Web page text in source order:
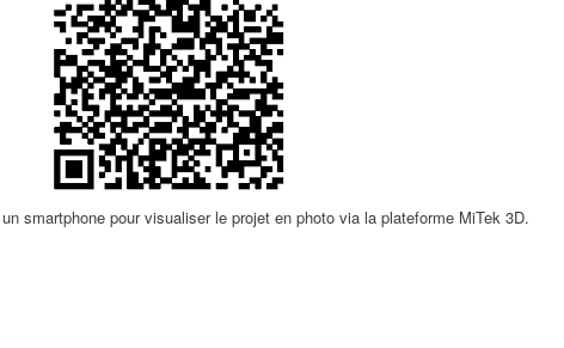
smartphone pour visualiser le projet en photo via la plateforme MiTek 3D.